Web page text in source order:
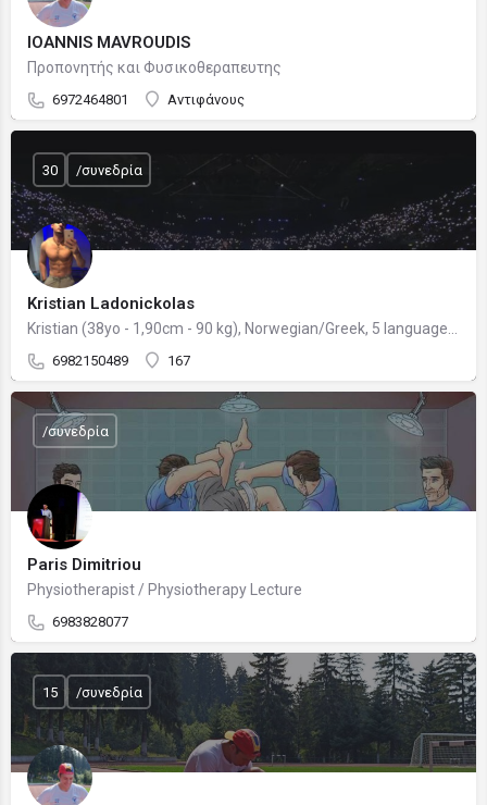
IOANNIS MAVROUDIS
Προπονητής και Φυσικοθεραπευτης
6972464801 Αντιφάνους
Kristian Ladonickolas
6982150489 167
30 /συνεδρία
Paris Dimitriou
Physiotherapist / Physiotherapy Lecture
6983828077
/συνεδρία
15 /συνεδρία